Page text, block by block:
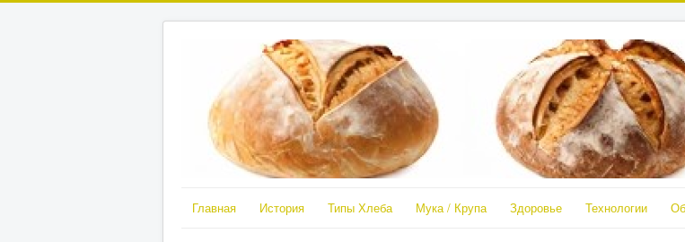
Главная История Типы Хлеба Мука / Крупа Здоровье Технологии